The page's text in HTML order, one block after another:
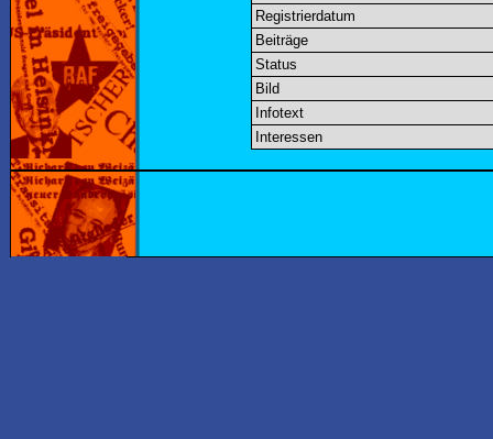
Registrierdatum
Beiträge
Status
Bild
Infotext
Interessen